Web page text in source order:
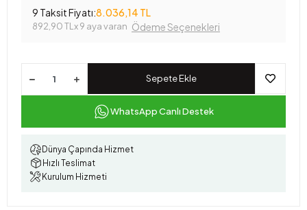
9 Taksit Fiyatı:8.036,14 TL
892,90 TL x 9 aya varan Ödeme Seçenekleri
Sepete Ekle
WhatsApp Canlı Destek
Dünya Çapında Hizmet
Hızlı Teslimat
Kurulum Hizmeti